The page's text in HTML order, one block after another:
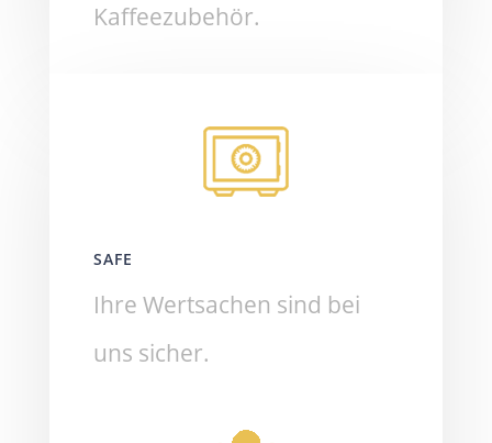
Kaffeezubehör.
SAFE
Ihre Wertsachen sind bei
uns sicher.